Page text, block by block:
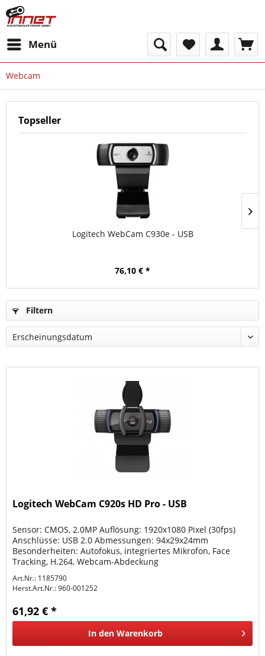
Menü
Webcam
Topseller
Logitech WebCam C930e - USB
76,10 € *
Filtern
Logitech WebCam C920s HD Pro - USB
Sensor: CMOS, 2.0MP Auflösung: 1920x1080 Pixel (30fps)
Anschlüsse: USB 2.0 Abmessungen: 94x29x24mm
Besonderheiten: Autofokus, integriertes Mikrofon, Face
Tracking, H.264, Webcam-Abdeckung
Art.Nr.: 1185790
Herst.Art.Nr.:960-001252
61,92 € *
In den Warenkorb